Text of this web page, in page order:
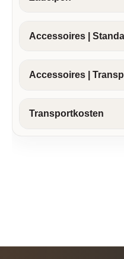
Accessoires |
Accessoires |
Transportkosten